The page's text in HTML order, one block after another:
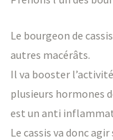
Le bourgeon de
autres macérâts.
Il va booster
plusieurs hormones
est un anti
Le cassis va donc